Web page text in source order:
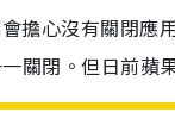
擔心沒有關閉應
關閉。但日前蘋